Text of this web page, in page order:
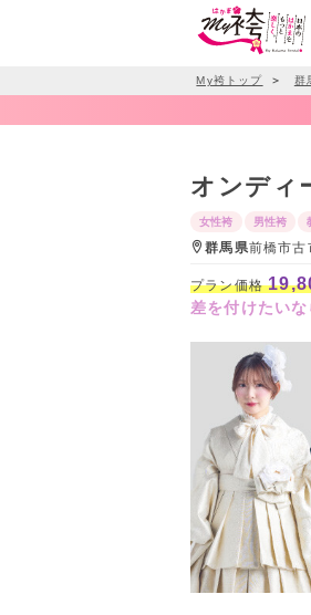
My袴トップ ＞ 群
オンデ
女性袴 男性袴
群馬県前橋市
プラン価格
差を付けたい